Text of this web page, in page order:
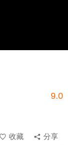
9.0
收藏
分享